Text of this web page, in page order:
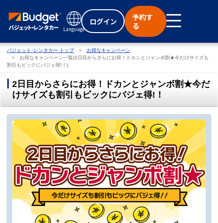
Language
ログイン
予約す
る
バジェット･レンタカー トップ
お得なキャンペーン
お得なキャンペーン一覧(2日目からさらにお得！ドカンとジャンボ割★今だけサイズも
割引もビックにバジェ得!！)
2日目からさらにお得！ドカンとジャンボ割★今だ
けサイズも割引もビックにバジェ得!！